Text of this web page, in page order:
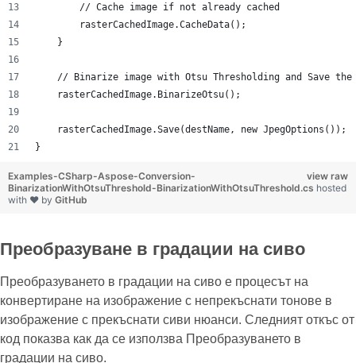
        // Cache image if not already cached
        rasterCachedImage.CacheData();
    }
// Binarize image with Otsu Thresholding
    rasterCachedImage.BinarizeOtsu();
    rasterCachedImage.Save(destName, new JpegOptions());
}
view raw
Examples-CSharp-Aspose-Conversion-
BinarizationWithOtsuThreshold-BinarizationWithOtsuThreshold.cs hosted
with ❤ by GitHub
Преобразуване в градации на сиво
Преобразуването в градации на сиво е процесът на
конвертиране на изображение с непрекъснати тонове в
изображение с прекъснати сиви нюанси. Следният откъс от
код показва как да се използва Преобразуването в
градации на сиво.